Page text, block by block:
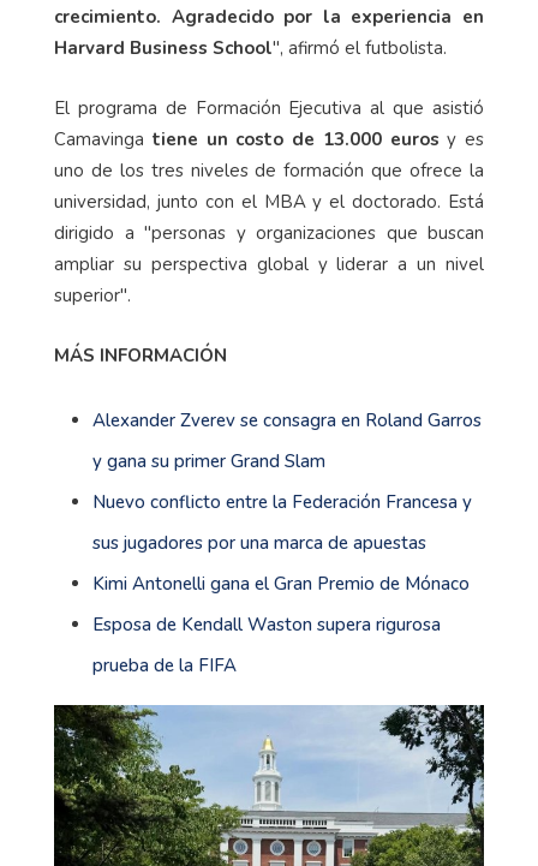
crecimiento. Agradecido por la experiencia en
Harvard Business School", afirmó el futbolista.
El programa de Formación Ejecutiva al que asistió
Camavinga tiene un costo de 13.000 euros y es
uno de los tres niveles de formación que ofrece la
universidad, junto con el MBA y el doctorado. Está
dirigido a "personas y organizaciones que buscan
ampliar su perspectiva global y liderar a un nivel
superior".
MÁS INFORMACIÓN
Alexander Zverev se consagra en Roland Garros
y gana su primer Grand Slam
Nuevo conflicto entre la Federación Francesa y
sus jugadores por una marca de apuestas
Kimi Antonelli gana el Gran Premio de Mónaco
Esposa de Kendall Waston supera rigurosa
prueba de la FIFA